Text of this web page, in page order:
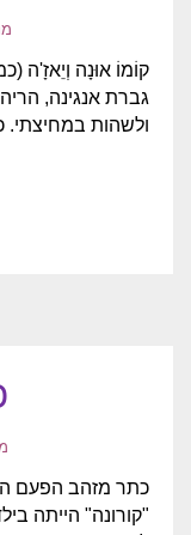
מרץ
קוֹמוֹ אוּנָה וְיֵאזָ'ה
גברת אנגינה,
ולשהות במחיצתי.
כתר מזהב הפעם
"קורונה" הייתה